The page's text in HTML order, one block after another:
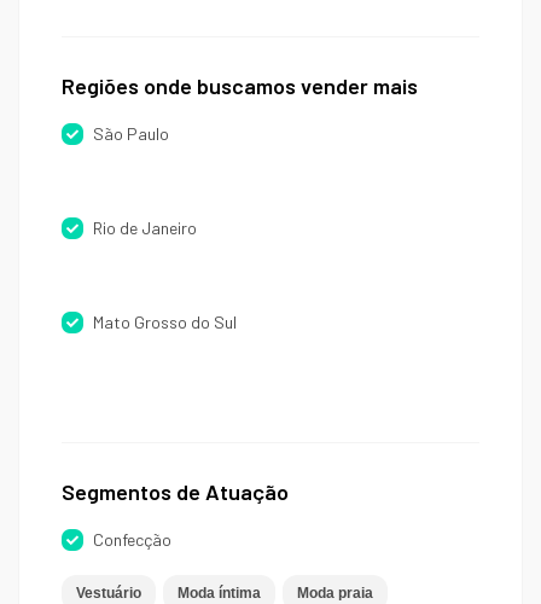
Regiões onde buscamos vender mais
São Paulo
Rio de Janeiro
Mato Grosso do Sul
Segmentos de Atuação
Confecção
Vestuário Moda íntima Moda praia